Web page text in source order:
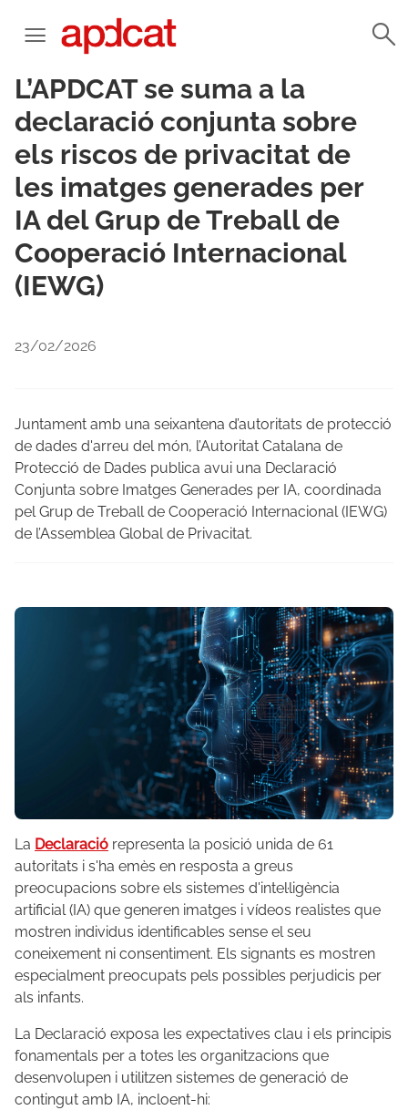
L’APDCAT se suma a la
declaració conjunta sobre
els riscos de privacitat de
les imatges generades per
IA del Grup de Treball de
Cooperació Internacional
(IEWG)
23/02/2026
Juntament amb una seixantena d’autoritats de protecció
de dades d'arreu del món, l’Autoritat Catalana de
Protecció de Dades publica avui una Declaració
Conjunta sobre Imatges Generades per IA, coordinada
pel Grup de Treball de Cooperació Internacional (IEWG)
de l’Assemblea Global de Privacitat.
La Declaració representa la posició unida de 61
autoritats i s'ha emès en resposta a greus
preocupacions sobre els sistemes d'intel·ligència
artificial (IA) que generen imatges i vídeos realistes que
mostren individus identificables sense el seu
coneixement ni consentiment. Els signants es mostren
especialment preocupats pels possibles perjudicis per
als infants.
La Declaració exposa les expectatives clau i els principis
fonamentals per a totes les organitzacions que
desenvolupen i utilitzen sistemes de generació de
contingut amb IA, incloent-hi: